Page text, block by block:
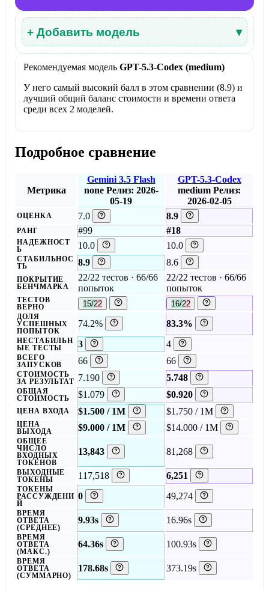
+ Добавить модель ▾
Рекомендуемая модель GPT-5.3-Codex (medium)
У него самый высокий балл в этом сравнении (8.9) и
лучший общий баланс стоимости и времени ответа
среди всех 2 моделей.
Подробное сравнение
Метрика
Gemini 3.5 Flash
none Релиз: 2026-
05-19
GPT-5.3-Codex
medium Релиз:
2026-02-05
ОЦЕНКА 7.0 8.9
РАНГ #99 #18
НАДЕЖНОСТ
Ь
10.0 10.0
СТАБИЛЬНОС
ТЬ
8.9 8.6
ПОКРЫТИЕ
БЕНЧМАРКА
22/22 тестов · 66/66
попыток
22/22 тестов · 66/66
попыток
ТЕСТОВ
ВЕРНО
15/22 16/22
ДОЛЯ
УСПЕШНЫХ
ПОПЫТОК
74.2% 83.3%
НЕСТАБИЛЬН
ЫЕ ТЕСТЫ
3 4
ВСЕГО
ЗАПУСКОВ
66 66
СТОИМОСТЬ
ЗА РЕЗУЛЬТАТ
7.190 5.748
ОБЩАЯ
СТОИМОСТЬ
$1.079 $0.920
ЦЕНА ВХОДА $1.500 / 1M $1.750 / 1M
ЦЕНА
ВЫХОДА
$9.000 / 1M $14.000 / 1M
ОБЩЕЕ
ЧИСЛО
ВХОДНЫХ
ТОКЕНОВ
13,843 81,268
ВЫХОДНЫЕ
ТОКЕНЫ
117,518 6,251
ТОКЕНЫ
РАССУЖДЕНИ
Й
0 49,274
ВРЕМЯ
ОТВЕТА
(СРЕДНЕЕ)
9.93s 16.96s
ВРЕМЯ
ОТВЕТА
(МАКС.)
64.36s 100.93s
ВРЕМЯ
ОТВЕТА
(СУММАРНО)
178.68s 373.19s